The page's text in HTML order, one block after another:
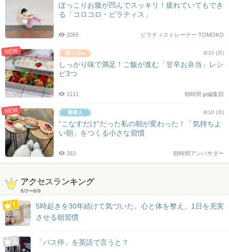
ぽっこりお腹が凹んでスッキリ！疲れていてもでき
る「コロコロ・ピラティス」
ピラティストレーナー TOMOKO
2065
NEW 8/10 (月)
しっかり味で満足！ご飯が進む「甘辛お弁当」レシ
ピ3つ
朝時間.jp編集部
1111
NEW 8/10 (月)
“こなすだけ”だった私の朝が変わった！「気持ちよ
い朝」をつくる小さな習慣
朝時間アンバサダー
263
アクセスランキング
8/3〜8/9
5時起きを30年続けて気づいた。心と体を整え、1日を充実
させる朝習慣
「バス停」を英語で言うと？